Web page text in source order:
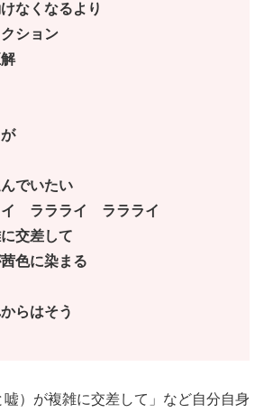
なくなるより
ション
でいたい
ララライ ララライ
交差して
色に染まる
らはそう
嘘）が複雑に交差して」など自分自身